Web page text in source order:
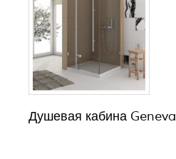
Душевая кабина Geneva